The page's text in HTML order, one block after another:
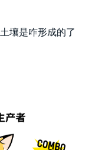
壤是咋形成的了